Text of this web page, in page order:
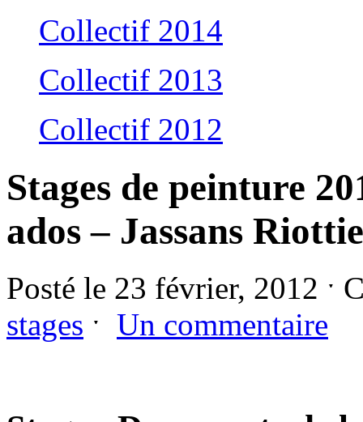
Collectif 2014
Collectif 2013
Collectif 2012
Stages de peinture
ados – Jassans
Posté le 23 février, 2012 ˑ
stages ˑ Un commentaire